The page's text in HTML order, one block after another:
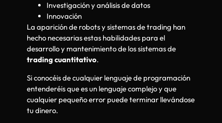
Investigación y análisis de datos
Innovación
La aparición de robots y sistemas de trading han
hecho necesarias estas habilidades para el
desarrollo y mantenimiento de los sistemas de
trading cuantitativo.
Si conocéis de cualquier lenguaje de programación
entenderéis que es un lenguaje complejo y que
cualquier pequeño error puede terminar llevándose
tu dinero.